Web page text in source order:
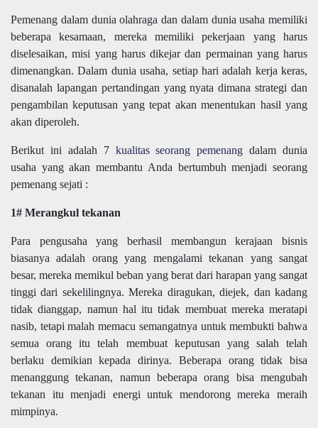
Pemenang dalam dunia olahraga dan dalam dunia usaha memiliki
beberapa kesamaan, mereka memiliki pekerjaan yang harus
diselesaikan, misi yang harus dikejar dan permainan yang harus
dimenangkan. Dalam dunia usaha, setiap hari adalah kerja keras,
disanalah lapangan pertandingan yang nyata dimana strategi dan
pengambilan keputusan yang tepat akan menentukan hasil yang
akan diperoleh.
Berikut ini adalah 7 kualitas seorang pemenangdalam dunia
usaha yang akan membantu Anda bertumbuh menjadi seorang
pemenang sejati :
1# Merangkul tekanan
Para pengusaha yang berhasil membangun kerajaan bisnis
biasanya adalah orang yang mengalami tekanan yang sangat
besar, mereka memikul beban yang berat dari harapan yang sangat
tinggi dari sekelilingnya. Mereka diragukan, diejek, dan kadang
tidak dianggap, namun hal itu tidak membuat mereka meratapi
nasib, tetapi malah memacu semangatnya untuk membukti bahwa
semua orang itu telah membuat keputusan yang salah telah
berlaku demikian kepada dirinya. Beberapa orang tidak bisa
menanggung tekanan, namun beberapa orang bisa mengubah
tekanan itu menjadi energi untuk mendorong mereka meraih
mimpinya.